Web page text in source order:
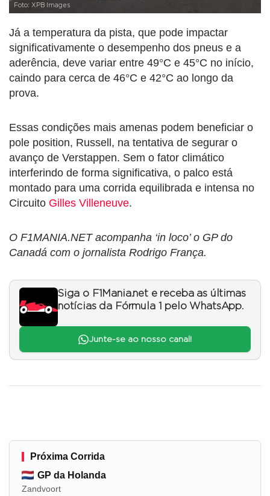
Foto: XPB Images
Já a temperatura da pista, que pode impactar
significativamente o desempenho dos pneus e a
aderência, deve variar entre 49°C e 45°C no início,
caindo para cerca de 46°C e 42°C ao longo da
prova.
Essas condições mais amenas podem beneficiar o
pole position, Russell, na tentativa de segurar o
avanço de Verstappen. Sem o fator climático
interferindo de forma significativa, o palco está
montado para uma corrida equilibrada e intensa no
Circuito Gilles Villeneuve.
O F1MANIA.NET acompanha ‘in loco’ o GP do
Canadá com o jornalista Rodrigo França.
Siga o F1Mania.net e receba as últimas
notícias da Fórmula 1 pelo WhatsApp.
Junte-se ao nosso canal!
Próxima Corrida
GP da Holanda
Zandvoort